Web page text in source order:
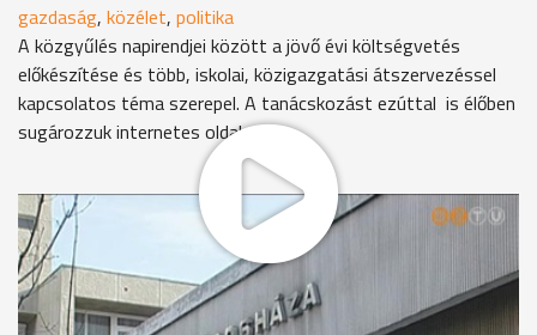
gazdaság, közélet, politika
A közgyűlés napirendjei között a jövő évi költségvetés
előkészítése és több, iskolai, közigazgatási átszervezéssel
kapcsolatos téma szerepel. A tanácskozást ezúttal is élőben
sugározzuk internetes oldalunkon.
Idei utolsó ülésükön 27 napirendi pontot tárgyalnak a
képviselők. A testület elé kerül a jövő évi költségvetési
koncepció, amely jelentős változásokat tartalmaz az
eddigiekhez képest.